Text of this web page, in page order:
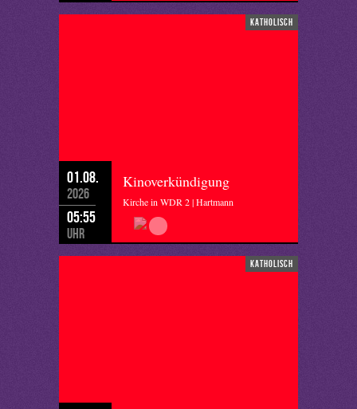
katholisch
01.08.
2026
05:55
Uhr
Kinoverkündigung
Kirche in WDR 2 | Hartmann
katholisch